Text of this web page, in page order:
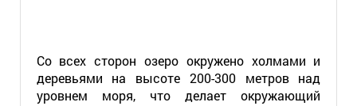
Со всех сторон озеро окружено холмами и
деревьями на высоте 200-300 метров над
уровнем моря, что делает окружающий